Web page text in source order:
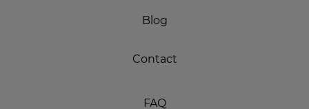
Blog
Contact
FAQ